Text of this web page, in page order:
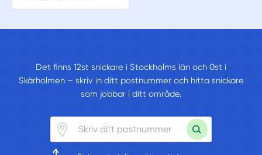
Det finns 12st snickare i Stockholms län och 0st i
Skärholmen – skriv in ditt postnummer och hitta snickare
som jobbar i ditt område.